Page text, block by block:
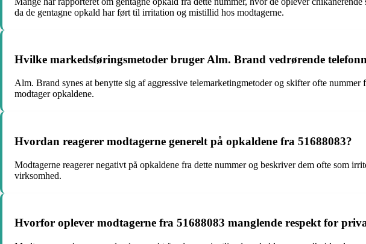
da de gentagne opkald har ført til irritation og mistillid hos modtagerne.
Hvilke markedsføringsmetoder bruger Alm. Brand vedrørende
Alm. Brand synes at benytte sig af aggressive telemarketingmetoder og skifter ofte
modtager opkaldene.
Hvordan reagerer modtagerne generelt på opkaldene fra 51688083?
Modtagerne reagerer negativt på opkaldene fra dette nummer og beskriver dem ofte som
virksomhed.
Hvorfor oplever modtagerne fra 51688083 manglende respekt for